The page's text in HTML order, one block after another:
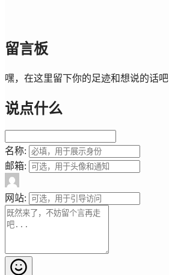
留言板
嘿，在这里留下你的足迹和想说的话吧
说点什么
名称:
邮箱:
网站: